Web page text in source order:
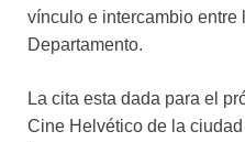
vínculo e intercambio entre
Departamento.
La cita esta dada para el
Cine Helvético de la